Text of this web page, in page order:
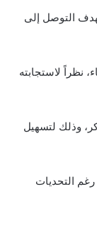
التوصل إلى
نظراً لاستجابته
وذلك لتسهيل
رغم التحديات